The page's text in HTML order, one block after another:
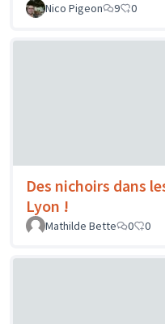
Nico Pigeon
9 0
Des nichoirs dans
Lyon !
Mathilde Bette
0 0